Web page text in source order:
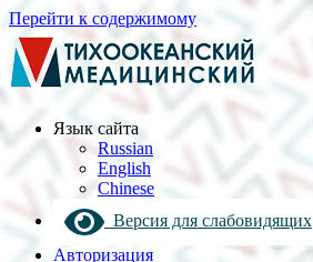
Перейти к содержимому
Язык cайта
Russian
English
Chinese
Версия для слабовидящих
Авторизация